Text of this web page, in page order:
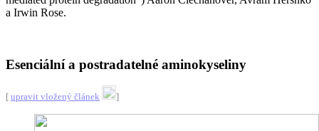
a Irwin Rose.
Esenciální a postradatelné aminokyseliny
[ upravit vložený článek ]